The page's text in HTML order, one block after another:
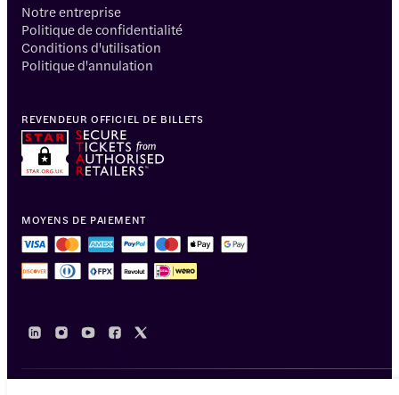
Notre entreprise
Politique de confidentialité
Conditions d'utilisation
Politique d'annulation
MOYENS DE PAIEMENT
REVENDEUR OFFICIEL DE BILLETS